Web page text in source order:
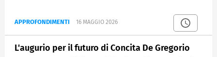
APPROFONDIMENTI 16 MAGGIO 2026
L'augurio per il futuro di Concita De Gregorio